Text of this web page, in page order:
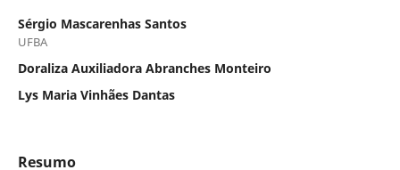
Sérgio Mascarenhas Santos
UFBA
Doraliza Auxiliadora Abranches Monteiro
Lys Maria Vinhães Dantas
Resumo